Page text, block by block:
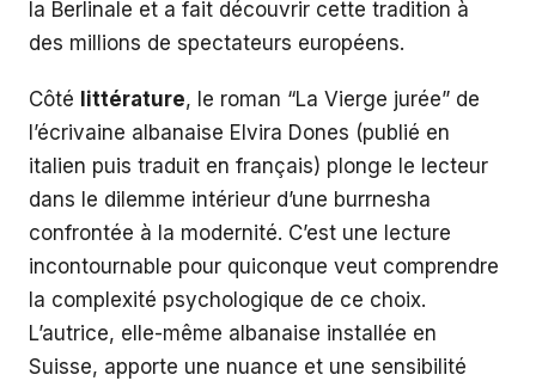
la Berlinale et a fait découvrir cette tradition à
des millions de spectateurs européens.
Côté littérature, le roman “La Vierge jurée” de
l’écrivaine albanaise Elvira Dones (publié en
italien puis traduit en français) plonge le lecteur
dans le dilemme intérieur d’une burrnesha
confrontée à la modernité. C’est une lecture
incontournable pour quiconque veut comprendre
la complexité psychologique de ce choix.
L’autrice, elle-même albanaise installée en
Suisse, apporte une nuance et une sensibilité